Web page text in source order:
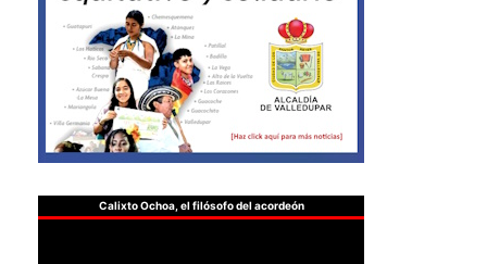
Calixto Ochoa, el filósofo del acordeón